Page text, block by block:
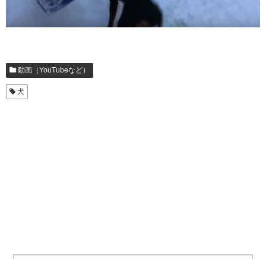
動画（YouTubeなど）
犬